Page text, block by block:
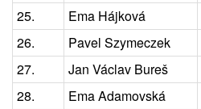
25.
Ema Hájková
26.
Pavel Szymeczek
27.
Jan Václav Bureš
28.
Ema Adamovská